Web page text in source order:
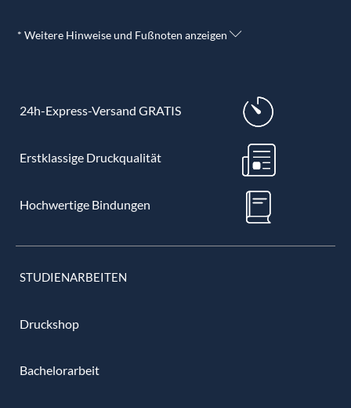
* Weitere Hinweise und Fußnoten anzeigen
24h-Express-Versand GRATIS
Erstklassige Druckqualität
Hochwertige Bindungen
STUDIENARBEITEN
Druckshop
Bachelorarbeit